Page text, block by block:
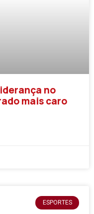
no
mais caro
ESPORTES